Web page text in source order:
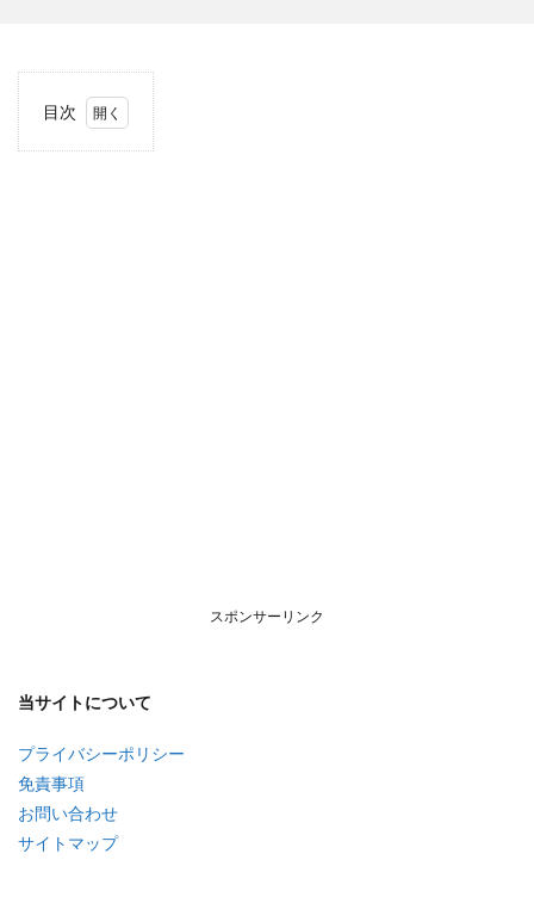
目次
スポンサーリンク
当サイトについて
プライバシーポリシー
免責事項
お問い合わせ
サイトマップ